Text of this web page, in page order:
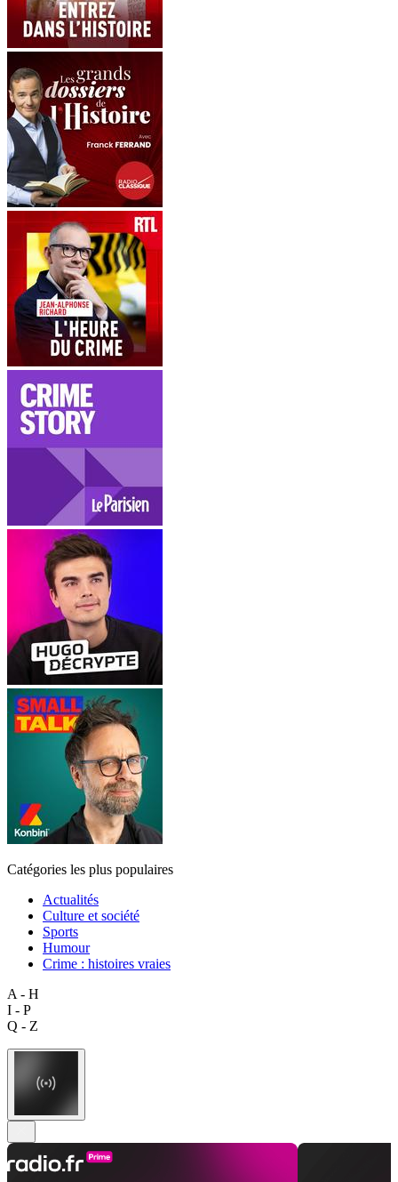
Catégories les plus populaires
Actualités
Culture et société
Sports
Humour
Crime : histoires vraies
A - H
I - P
Q - Z